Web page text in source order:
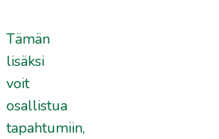
Tämän
lisäksi
voit
osallistua
tapahtumiin,